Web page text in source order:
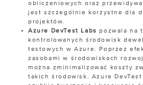
obliczeniowych oraz
jest szczególnie korzystne dla
projektów.
Azure DevTest Labs pozwala na
kontrolowanych środowisk
testowych w Azure. Poprzez
zasobami w środowiskach
można zminimalizować koszty
takich środowisk. Azure